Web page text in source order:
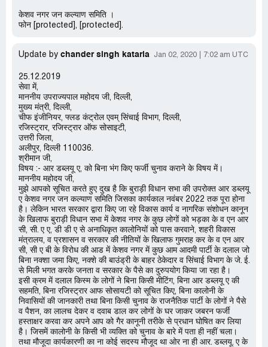
केशव नगर जन कल्याण समिति ।
फोन [protected], [protected].
Update by chander singh kataria Jan 02, 2020 7:02 am UTC
25.12.2019
सेवा में,
माननीय उपराज्यपाल महोदय जी, दिल्ली,
मुख्य मंत्री, दिल्ली,
चीफ इंजीनियर, फ्लड कंट्रोल एवम् सिंचाई विभाग, दिल्ली,
रजिस्ट्रार, रजिस्ट्रार ऑफ सोसाइटी,
उत्तरी जिला,
अलीपुर, दिल्ली 110036.
श्रीमान जी,
विषय :- आर डब्लयू ए, को बिना भंग किए फर्जी चुनाव कराने के विषय में।
माननीय महोदय जी,
मुझे आपको सूचित करते हुए दुख है कि बुराड़ी विधान सभा की उपरोक्त आर डब्लयू
ए केशव नगर जन कल्याण समिति जिसका कार्यकाल नवंबर 2022 तक पूरा होना
है। लेकिन भारत सरकार द्वारा किए जा रहे विकास कार्य व नागरिक संशोधन कानून
के खिलाफ बुराड़ी विधान सभा में केशव नगर के कुछ लोगों को भड़का के व एन आर
सी, सी. ए ए, डी डी ए से अनाधिकृत कालोनियों को पास करवाने, शहरी विकास
मंत्रालय, व प्रशासन व सरकार की नीतियों के खिलाफ गुमराह कर के व एन आर
सी, सी ए बी के विरोध की आड में केशव नगर में कुछ आम आदमी पार्टी के दलाल जो
बिना नक्शा जमा किए, नक्शे की बाउंड्री के बाहर ठेकेदार व सिंचाई विभाग के जे. ई.
से मिली भगत करके जनता व सरकार के पैसे का दुरुपयोग किया जा रहा है।
इसी क्रम में दलाल किस्म के लोगों ने बिना किसी मीटिंग, बिना आर डब्लयू ए की
सहमति, बिना रजिस्ट्रार आफ सोसायटी को सूचित किए, बिना कालोनी के
निवासियों की जानकारी तथा बिना किसी चुनाव के राजनैतिक पार्टी के लोगों ने पैसे
व पैशन, का लालच देकर व दवाब डाल कर लोगों के घर जाकर जबरन फर्जी
हस्ताक्षर करवा कर अपने आप को गैर कानूनी तरीके से प्रधान घोषित कर लिया
है। जिसमें कालोनी के किसी भी व्यक्ति को चुनाव के बारे में पता ही नहीं चला।
तथा मौजूदा कार्यकारणी का ना कोई सदस्य मौजूद था ओर ना ही आर. डब्लयू. ए के